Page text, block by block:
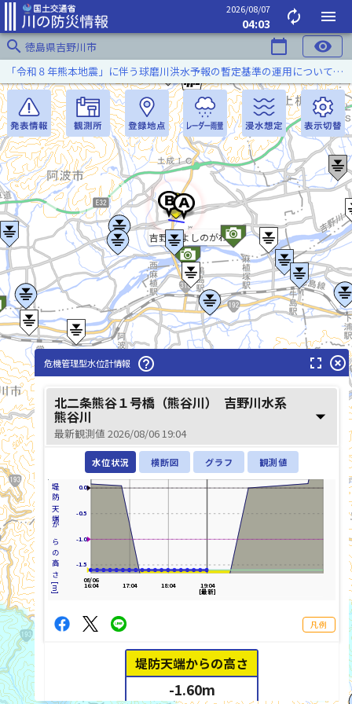
2026/08/07
04:03 autorenew
menu
search 徳島県吉野川市 calendar_today visibility
吉野川(よしのがわ)
「令和８年熊本地震」に伴う球磨川洪水予報の暫定基準の運用について（令和８年８月５日）
危機管理型水位計情報 help_outline fullscreen highlight_off
北二条熊谷１号橋（熊谷川） 吉野川水系
熊谷川
最新観測値 2026/08/06 19:04
arrow_drop_down
水位状況 横断図 グラフ 観測値
堤防天端からの高さ[m] -1.5
-1.0
-0.5
0.0
19:04
[最新]
18:04
17:04
08/06
16:04
凡例
堤防天端からの高さ
-1.60m